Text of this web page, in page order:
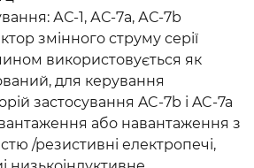
АС-1, АС-7a, АС-7b
змінного струму серії
використовується як
для керування
застосування AC-7b і AC-7a
або навантаження з
/резистивні електропечі,